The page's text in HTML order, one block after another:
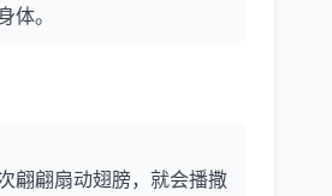
体。
翩翩扇动翅膀，就会播撒